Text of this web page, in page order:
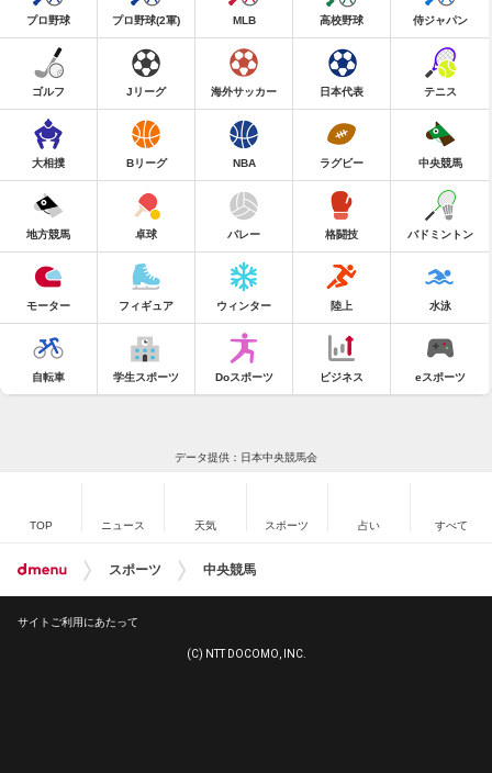
プロ野球 プロ野球(2軍) MLB 高校野球 侍ジャパン
ゴルフ Jリーグ 海外サッカー 日本代表 テニス
大相撲 Bリーグ NBA ラグビー 中央競馬
地方競馬 卓球 バレー 格闘技 バドミントン
モーター フィギュア ウィンター 陸上 水泳
自転車 学生スポーツ Doスポーツ ビジネス eスポーツ
データ提供：日本中央競馬会
TOP ニュース 天気 スポーツ 占い すべて
スポーツ 中央競馬
サイトご利用にあたって
(C) NTT DOCOMO, INC.